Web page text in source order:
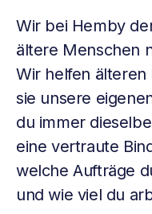
Wir bei Hemby
ältere Menschen
Wir helfen älteren
sie unsere
du immer
eine vertraute
welche Aufträge
und wie viel du